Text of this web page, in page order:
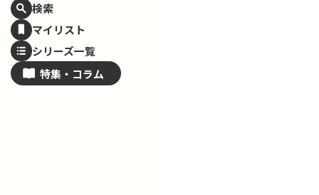
検索
マイリスト
シリーズ一覧
特集・ コラム